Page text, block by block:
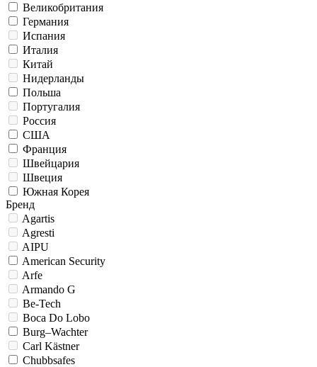
Великобритания
Германия
Испания
Италия
Китай
Нидерланды
Польша
Португалия
Россия
США
Франция
Швейцария
Швеция
Южная Корея
Бренд
Agartis
Agresti
AIPU
American Security
Arfe
Armando G
Be-Tech
Boca Do Lobo
Burg–Wachter
Carl Kästner
Chubbsafes